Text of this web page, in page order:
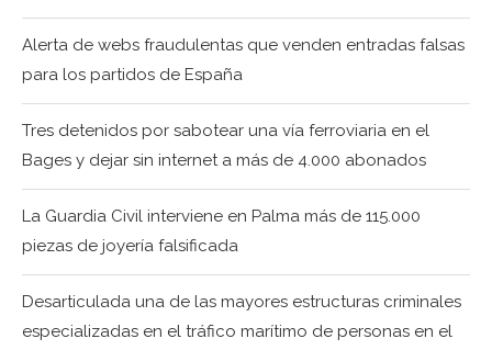
Alerta de webs fraudulentas que venden entradas falsas
para los partidos de España
Tres detenidos por sabotear una vía ferroviaria en el
Bages y dejar sin internet a más de 4.000 abonados
La Guardia Civil interviene en Palma más de 115.000
piezas de joyería falsificada
Desarticulada una de las mayores estructuras criminales
especializadas en el tráfico marítimo de personas en el